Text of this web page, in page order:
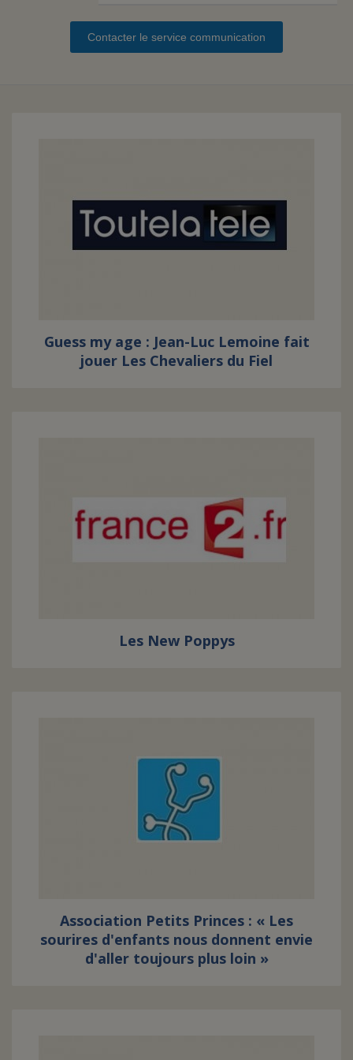
FAIRE UN DON
BÉNÉVOLE
UN PETIT PRINCE
Contacter le service communication
Guess my age : Jean-Luc Lemoine fait
jouer Les Chevaliers du Fiel
Les New Poppys
Association Petits Princes : « Les
sourires d'enfants nous donnent envie
d'aller toujours plus loin »